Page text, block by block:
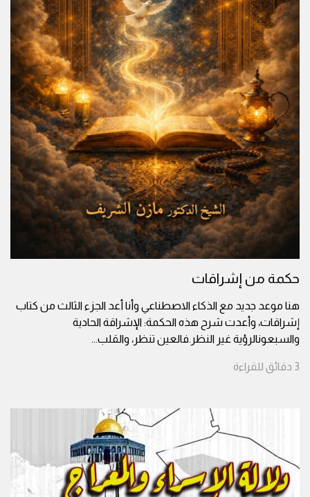
حكمة من إشراقات
هنا موعد جديد مع الذكاء الاصطناعي وأنا أعد الجزء الثالث من كتاب
إشراقات، وأعدت شرح هذه الحكمة: الإشراقة الحادية
والسبعونالرؤية غير النظر.فالعين تنظر، والقلب...
3 دقائق للقراءة